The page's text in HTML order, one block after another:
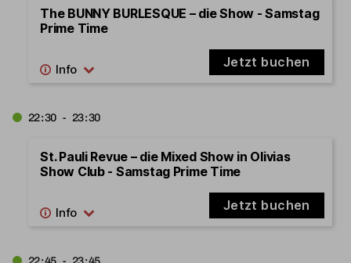
The BUNNY BURLESQUE – die Show - Samstag
Prime Time
Jetzt buchen
22:30 - 23:30
St. Pauli Revue – die Mixed Show in Olivias
Show Club - Samstag Prime Time
Jetzt buchen